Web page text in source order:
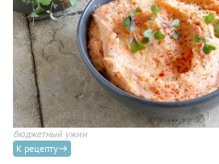
бюджетный ужин
К рецепту